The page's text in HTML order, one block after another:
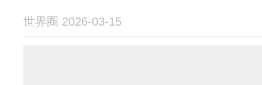
世界圈 2026-03-15